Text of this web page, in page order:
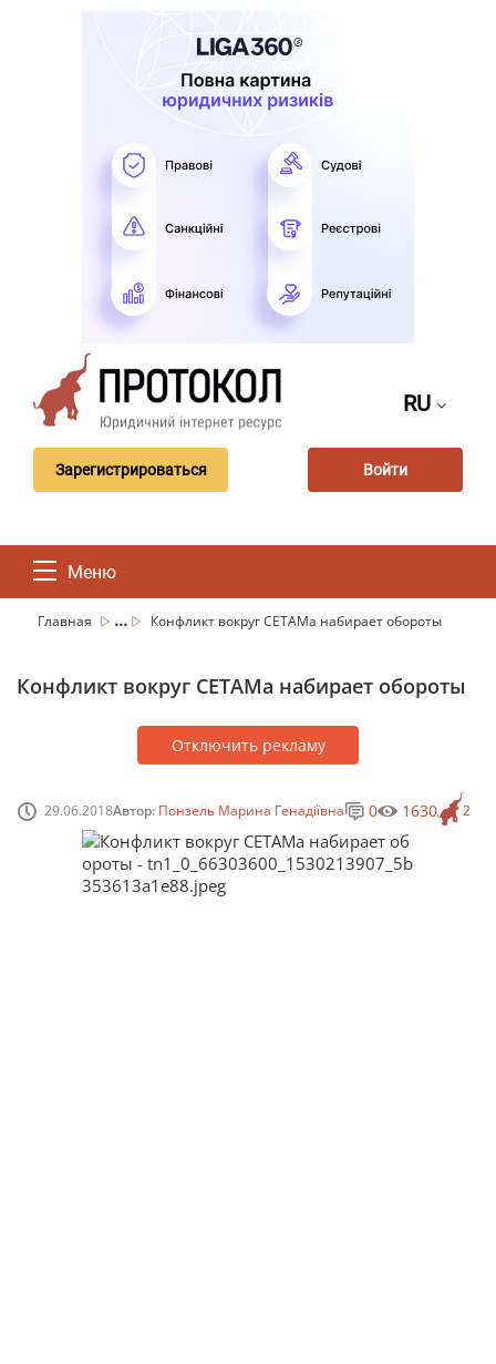
RU
Зарегистрироваться Войти
Меню
Главная ... Конфликт вокруг СЕТАМа набирает обороты
Конфликт вокруг СЕТАМа набирает обороты
Отключить рекламу
29.06.2018Автор: Понзель Марина Генадіївна 2
0 1630